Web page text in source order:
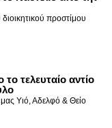
προστίμου
τελευταίο αντίο
Υιό, Αδελφό & Θείο